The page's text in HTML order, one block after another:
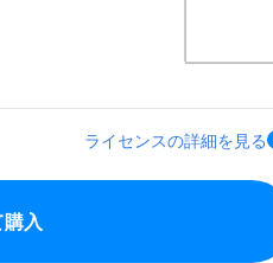
ライセンスの詳細を見る
入